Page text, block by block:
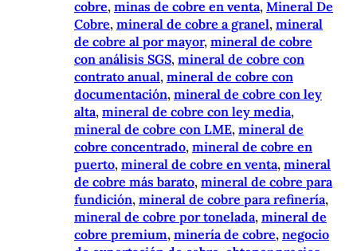
cobre, minas de cobre en venta, Mineral De
Cobre, mineral de cobre a granel, mineral
de cobre al por mayor, mineral de cobre
con análisis SGS, mineral de cobre con
contrato anual, mineral de cobre con
documentación, mineral de cobre con ley
alta, mineral de cobre con ley media
mineral de cobre con LME, mineral de
cobre concentrado, mineral de cobre en
puerto, mineral de cobre en venta, mineral
de cobre más barato, mineral de cobre para
fundición, mineral de cobre para refinería
mineral de cobre por tonelada, mineral de
cobre premium, minería de cobre, negocio